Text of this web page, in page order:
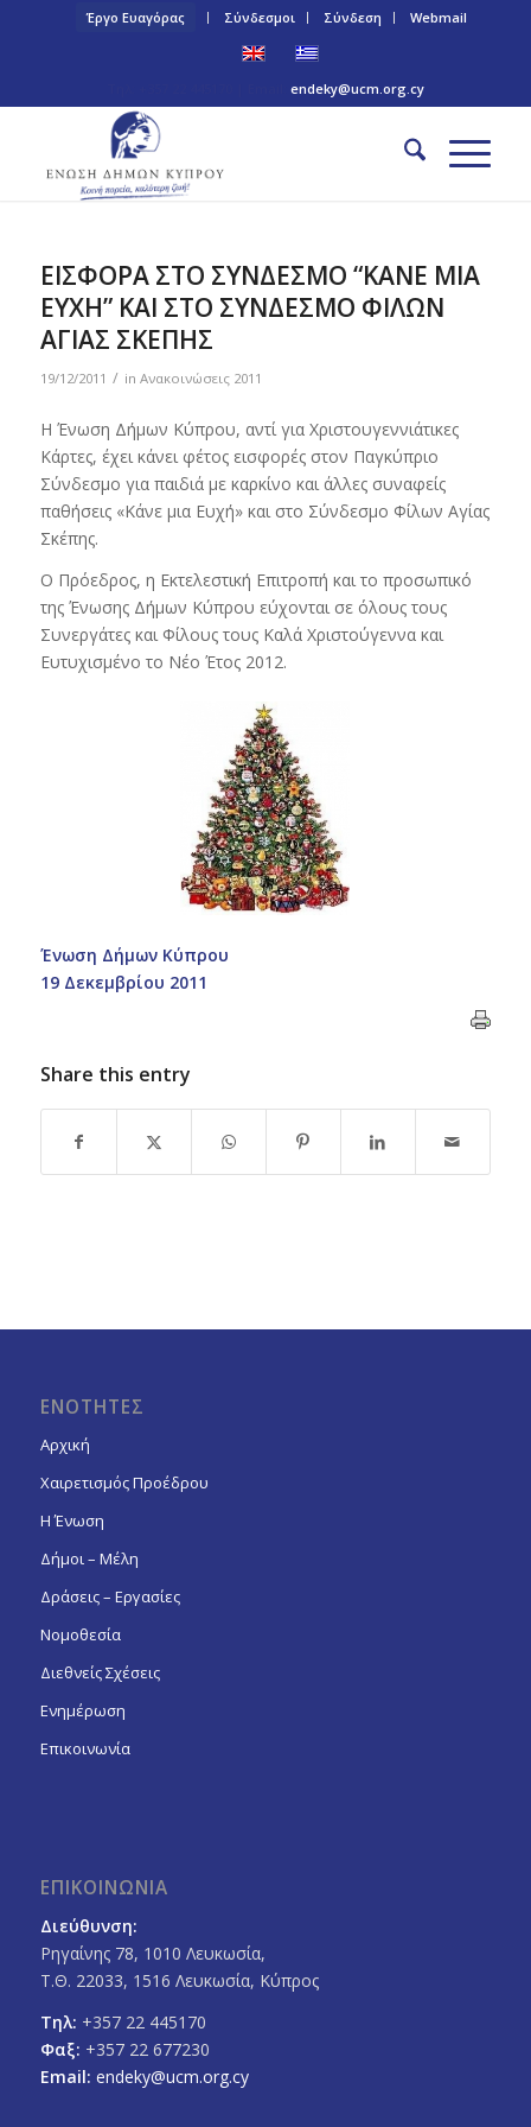
Έργο Ευαγόρας Σύνδεσμοι Σύνδεση Webmail
endeky@ucm.org.cy
ΕΙΣΦΟΡΑ ΣΤΟ ΣΥΝΔΕΣΜΟ “ΚΑΝΕ ΜΙΑ
ΕΥΧΗ” ΚΑΙ ΣΤΟ ΣΥΝΔΕΣΜΟ ΦΙΛΩΝ
ΑΓΙΑΣ ΣΚΕΠΗΣ
19/12/2011 / in Ανακοινώσεις 2011
Η Ένωση Δήμων Κύπρου, αντί για Χριστουγεννιάτικες
Κάρτες, έχει κάνει φέτος εισφορές στον Παγκύπριο
Σύνδεσμο για παιδιά με καρκίνο και άλλες συναφείς
παθήσεις «Κάνε μια Ευχή» και στο Σύνδεσμο Φίλων Αγίας
Σκέπης.
Ο Πρόεδρος, η Εκτελεστική Επιτροπή και το προσωπικό
της Ένωσης Δήμων Κύπρου εύχονται σε όλους τους
Συνεργάτες και Φίλους τους Καλά Χριστούγεννα και
Ευτυχισμένο το Νέο Έτος 2012.
Ένωση Δήμων Κύπρου
19 Δεκεμβρίου 2011
Share this entry
ΕΝΟΤΗΤΕΣ
Αρχική
Χαιρετισμός Προέδρου
Η Ένωση
Δήμοι – Μέλη
Δράσεις – Εργασίες
Νομοθεσία
Διεθνείς Σχέσεις
Ενημέρωση
Επικοινωνία
ΕΠΙΚΟΙΝΩΝΙΑ
Διεύθυνση:
Ρηγαίνης 78, 1010 Λευκωσία,
Τ.Θ. 22033, 1516 Λευκωσία, Κύπρος
Τηλ: +357 22 445170
Φαξ: +357 22 677230
Email: endeky@ucm.org.cy